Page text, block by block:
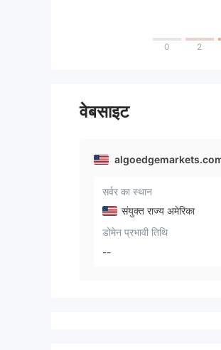
0 2
वेबसाइट
सर्वर का स्थान
संयुक्त राज्य अमेरिका
डोमेन प्रभावी तिथि
--